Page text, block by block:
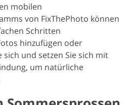
mobilen
von FixThePhoto können
Schritten
hinzufügen oder
sich und setzen Sie sich mit
um natürliche